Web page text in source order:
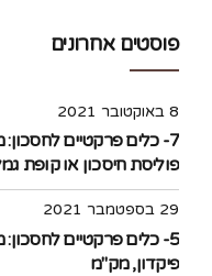
פוסטים אחרונים
8 באוקטובר 2021
7- כלים פרקטיים לחסכון:
פוליסת חיסכון או קופת
29 בספטמבר 2021
5- כלים פרקטיים לחסכון:
פיקדון, מק"מ